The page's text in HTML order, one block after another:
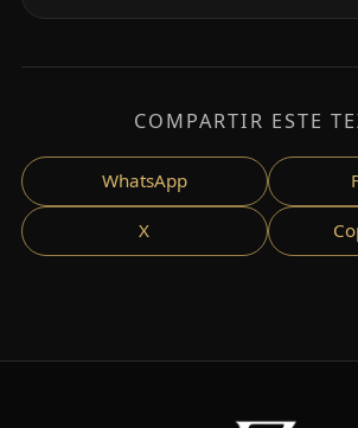
COMPARTIR ESTE
WhatsApp
X